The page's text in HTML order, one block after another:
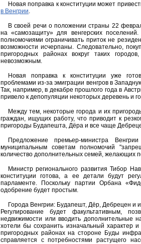
Новая поправка к конституции может
в Венгрии.
В своей речи о положении страны 22
на «самозащиту» для венгерских
полномочиями ограничивать приток не
возможности исчерпаны. Следовательно,
пригородных районах вокруг таких
невозможным.
Новая поправка к конституции уже
проблемами из-за эмиграции венгров в
Так, например, в декабре прошлого года в
привело к депопуляции некоторых деревень и
Между тем, некоторые города и их
граждан, ищущих работу, что приводит к
пригороды Будапешта, Дёра и все чаще
Предложение премьер-министра
муниципальным советам полномочий
количество дополнительных семей, желающих
Министр регионального развития Тибор
конституции готова, а ее детали будут
парламенте. Поскольку партии Орбана
одобрение будет простым.
Города Венгрии: Будапешт, Дёр, Дебрецен и
Регулирование будет факультативным,
недвижимости или вводить дополнительные
хотели бы сохранить изначальный характер
пригородных районах на стороне Буды
справляется с потребностями растущего